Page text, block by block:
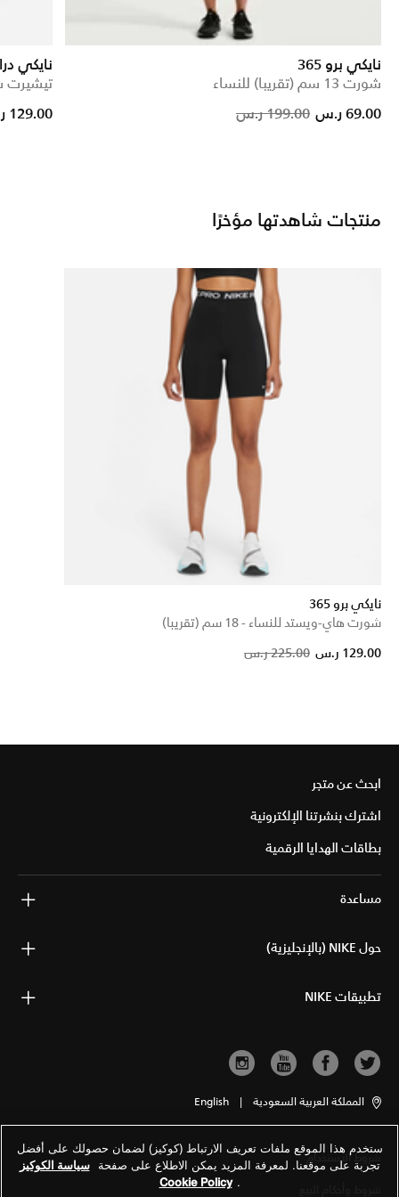
نايكي برو 365
شورت 13 سم (تقريبا) للنساء
Price
199.00 ر.س to
69.00 ر.س
نايكي
تيشيرت
from
129.00 ر.س
منتجات شاهدتها مؤخرًا
نايكي برو 365
شورت هاي-ويستد للنساء - 18 سم (تقريبا)
Price reduced225.00 ر.س to 129.00 ر.س
ابحث عن متجر
اشترك بنشرتنا الإلكترونية
بطاقات الهدايا الرقمية
مساعدة
حول NIKE (بالإنجليزية)
تطبيقات NIKE
المملكة العربية السعودية |
English
شروط الاستخدام
ستخدم هذا الموقع ملفات تعريف الارتباط (كوكيز) لضمان حصولك على أفضل
تجربة على موقعنا. لمعرفة المزيد يمكن الاطلاع على صفحة سياسة الكوكيز
.
Cookie Policy